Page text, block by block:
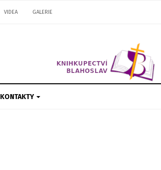
VIDEA GALERIE
KONTAKTY